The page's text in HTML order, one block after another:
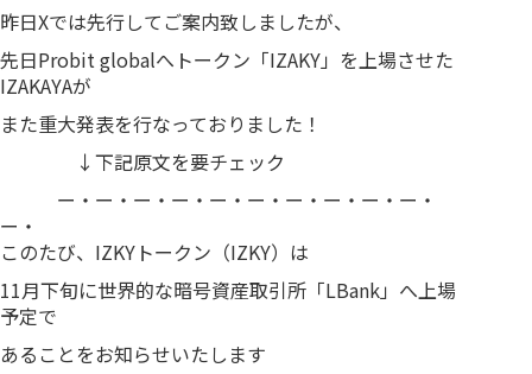
昨日Xでは先行してご案内致しましたが、
先日Probit globalへトークン「IZAKY」を上場させた
IZAKAYAが
また重大発表を行なっておりました！
↓下記原文を要チェック
ー・ー・ー・ー・ー・ー・ー・ー・ー・ー・
ー・
このたび、IZKYトークン（IZKY）は
11月下旬に世界的な暗号資産取引所「LBank」へ上場
予定で
あることをお知らせいたします